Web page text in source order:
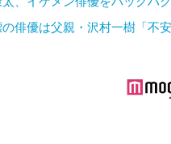
俳優は父親・沢村一樹「不